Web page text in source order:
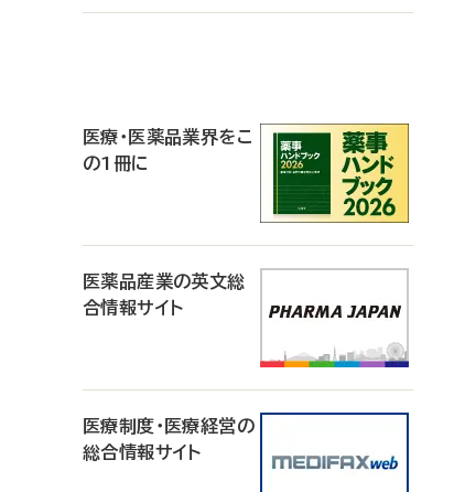
医療・医薬品業界をこ
の1冊に
医薬品産業の英文総
合情報サイト
医療制度・医療経営の
総合情報サイト